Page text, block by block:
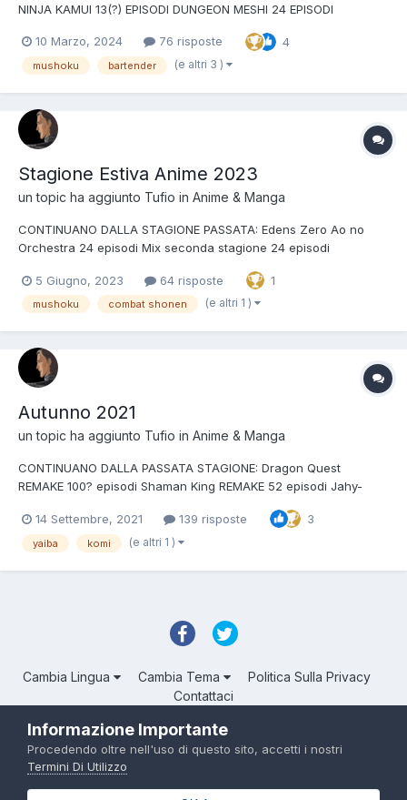
NINJA KAMUI 13(?) EPISODI DUNGEON MESHI 24 EPISODI
LAMU' 2 - 23 EPISODI CONAN/ONE PIECE/PRECURE/SOLITA ROBA
PER UN MILIONE DI EPISODI. NUOVE STAGIONI: Mushoku Te...
10 Marzo, 2024 76 risposte 4
mushoku bartender (e altri 3 )
Stagione Estiva Anime 2023
un topic ha aggiunto Tufio in Anime & Manga
CONTINUANO DALLA STAGIONE PASSATA: Edens Zero Ao no
Orchestra 24 episodi Mix seconda stagione 24 episodi
Ragnarok seconda stagione 15 episodi Conan/one
piece/precure/yugioh/solita roba per un milione di episodi RIPR...
5 Giugno, 2023 64 risposte 1
mushoku combat shonen (e altri 1 )
Autunno 2021
un topic ha aggiunto Tufio in Anime & Manga
CONTINUANO DALLA PASSATA STAGIONE: Dragon Quest
REMAKE 100? episodi Shaman King REMAKE 52 episodi Jahy-
Oujo - Principessa Pirata 12 episodi Precure tropicali boh episodi
NUOVE STAGIONI: Mushoku Tensei: Isekai Itta...
14 Settembre, 2021 139 risposte 3
yaiba komi (e altri 1 )
Cambia Lingua Cambia Tema
Politica Sulla Privacy
Contattaci
Powered by Invision Community
Informazione Importante
Procedendo oltre nell'uso di questo sito, accetti i nostri
Termini Di Utilizzo